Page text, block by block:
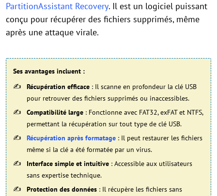
PartitionAssistant Recovery. Il est un logiciel puissant
conçu pour récupérer des fichiers supprimés, même
après une attaque virale.
Ses avantages incluent :
Récupération efficace : Il scanne en profondeur la clé USB
pour retrouver des fichiers supprimés ou inaccessibles.
Compatibilité large : Fonctionne avec FAT32, exFAT et NTFS,
permettant la récupération sur tout type de clé USB.
Récupération après formatage : Il peut restaurer les fichiers
même si la clé a été formatée par un virus.
Interface simple et intuitive : Accessible aux utilisateurs
sans expertise technique.
Protection des données : Il récupère les fichiers sans